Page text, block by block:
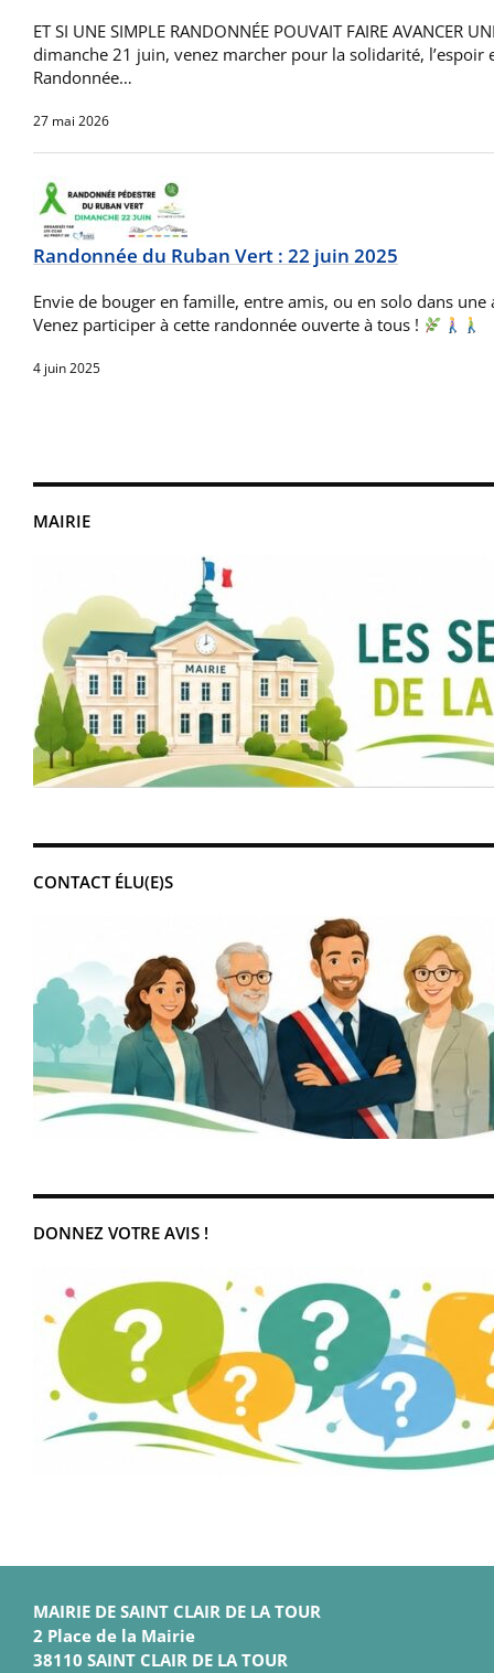
MAIRIE
CONTACT ÉLU(E)S
DONNEZ VOTRE AVIS !
ET SI UNE SIMPLE RANDONNÉE POUVAIT FAIRE AVANCER
dimanche 21 juin, venez marcher pour la solidarité, l’espoir
Randonnée…
27 mai 2026
Randonnée du Ruban Vert : 22 juin 2025
Envie de bouger en famille, entre amis, ou en solo dans une
Venez participer à cette randonnée ouverte à tous !
4 juin 2025
MAIRIE DE SAINT CLAIR DE LA TOUR
2 Place de la Mairie
38110 SAINT CLAIR DE LA TOUR